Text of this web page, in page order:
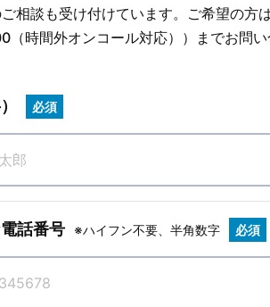
相談も受け付けています。ご希望の方は
時間外オンコール対応））までお問い
必須
話番号 ※ハイフン不要、半角数字 必須